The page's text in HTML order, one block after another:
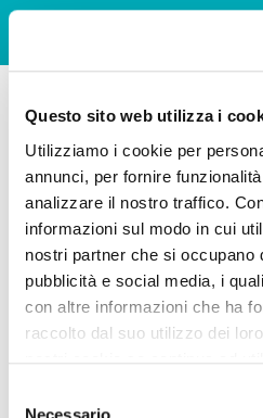
Questo sito web utilizza i
Utilizziamo i cookie per
annunci, per fornire
analizzare il nostro traffico.
informazioni sul modo in cui
nostri partner che si occupano
pubblicità e social media, i
con altre informazioni che ha
raccolto dal suo utilizzo dei
Necessario